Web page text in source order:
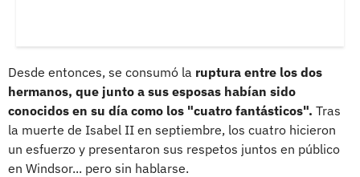
Desde entonces, se consumó la ruptura entre los dos
hermanos, que junto a sus esposas habían sido
conocidos en su día como los "cuatro fantásticos". Tras
la muerte de Isabel II en septiembre, los cuatro hicieron
un esfuerzo y presentaron sus respetos juntos en público
en Windsor... pero sin hablarse.